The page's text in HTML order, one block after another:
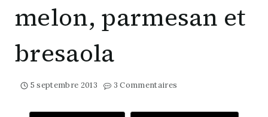
melon, parmesan et
bresaola
5 septembre 2013 3 Commentaires